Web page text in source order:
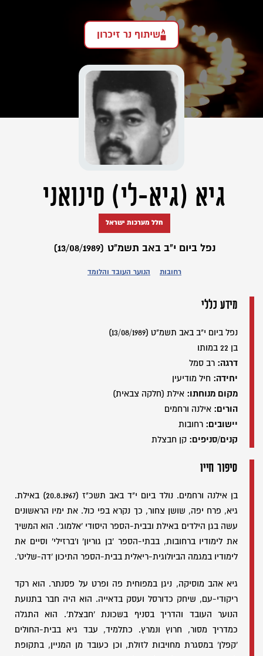
שיתוף נר זיכרון
גיא (גיא-לי) סינואני
חלל מערכות ישראל
נפל ביום י"ב באב תשמ"ט (13/08/1989)
רחובות הנוער העובד והלומד
מידע כללי
נפל ביום י"ב באב תשמ"ט (13/08/1989)
בן 22 במותו
דרגה: רב סמל
יחידה: חיל מודיעין
מקום מנוחתו: אילת (חלקה צבאית)
הורים: אילנה ורחמים
יישובים: רחובות
קנים/סניפים: קן חבצלת
סיפור חייו
בן אילנה ורחמים. נולד ביום י"ד באב תשכ"ז (20.8.1967) באילת.
גיא, פרח יפה, שושן צחור, כך נקרא בפי כול. את ימיו הראשונים
עשה בגן הילדים באילת ובבית-הספר היסודי 'אלמוג'. הוא המשיך
את לימודיו ברחובות, בבתי-הספר 'בן גוריון' ו'ברזילי' וסיים את
לימודיו במגמה הביולוגית-ריאלית בבית-הספר התיכון 'דה-שליט'.
גיא אהב מוסיקה, ניגן במפוחית פה ופרט על פסנתר. הוא רקד
ריקודי-עם, שיחק כדורסל ועסק בדאייה. הוא היה חבר בתנועת
הנוער העובד והדריך בסניף בשכונת 'חבצלת'. הוא התגלה
כמדריך מסור, חרוץ ונמרץ. כתלמיד, עבד גיא בבית-החולים
'קפלן' במסגרת מחויבות לזולת, וכן כעובד מן המניין, בתקופת